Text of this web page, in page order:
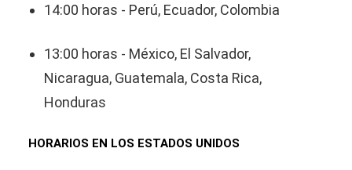
14:00 horas - Perú, Ecuador, Colombia
13:00 horas - México, El Salvador,
Nicaragua, Guatemala, Costa Rica,
Honduras
HORARIOS EN LOS ESTADOS UNIDOS